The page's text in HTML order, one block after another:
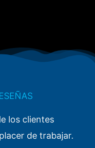
los clientes
de trabajar.